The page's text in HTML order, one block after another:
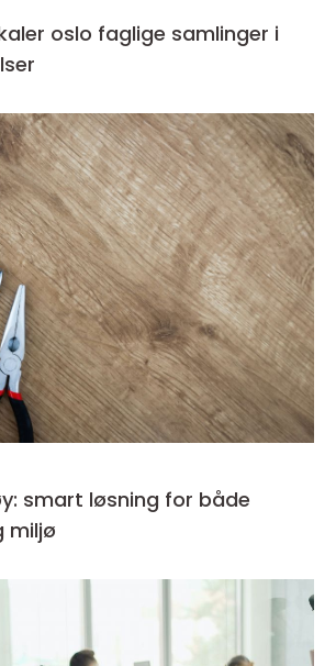
samlinger i
smart løsning for både
miljø